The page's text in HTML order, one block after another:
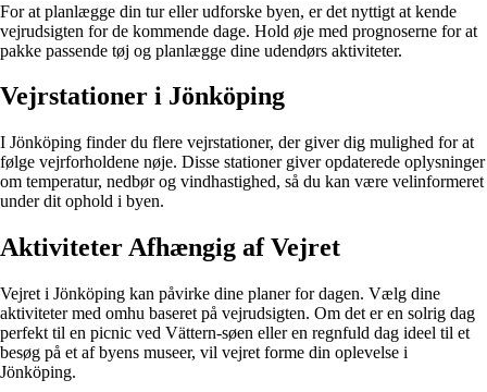
For at planlægge din tur eller udforske byen, er det nyttigt at kende
vejrudsigten for de kommende dage. Hold øje med prognoserne for at
pakke passende tøj og planlægge dine udendørs aktiviteter.
Vejrstationer i Jönköping
I Jönköping finder du flere vejrstationer, der giver dig mulighed for at
følge vejrforholdene nøje. Disse stationer giver opdaterede oplysninger
om temperatur, nedbør og vindhastighed, så du kan være velinformeret
under dit ophold i byen.
Aktiviteter Afhængig af Vejret
Vejret i Jönköping kan påvirke dine planer for dagen. Vælg dine
aktiviteter med omhu baseret på vejrudsigten. Om det er en solrig dag
perfekt til en picnic ved Vättern-søen eller en regnfuld dag ideel til et
besøg på et af byens museer, vil vejret forme din oplevelse i
Jönköping.